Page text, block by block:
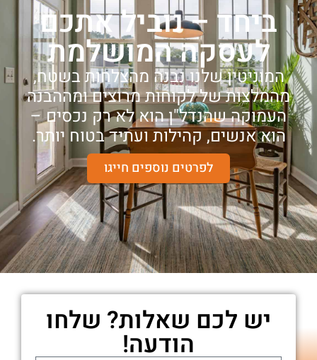
ביחד – נוביל אתכם
לעסקה המושלמת
המוניטין שלנו נבנה מהצלחות בשטח,
מהמלצות של לקוחות מרוצים ומההבנה
העמוקה שהנדל"ן הוא לא רק נכסים –
הוא אנשים, קהילות ועתיד בטוח יותר.
לפרטים נוספים חייגו
יש לכם שאלות? שלחו
הודעה!